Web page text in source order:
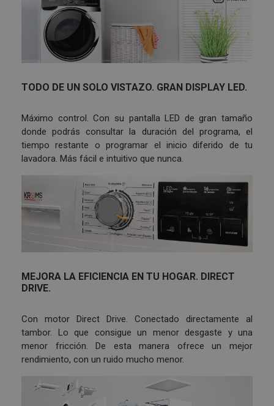
TODO DE UN SOLO VISTAZO. GRAN DISPLAY LED.
Máximo control. Con su pantalla LED de gran tamaño
donde podrás consultar la duración del programa, el
tiempo restante o programar el inicio diferido de tu
lavadora. Más fácil e intuitivo que nunca.
MEJORA LA EFICIENCIA EN TU HOGAR. DIRECT
DRIVE.
Con motor Direct Drive. Conectado directamente al
tambor. Lo que consigue un menor desgaste y una
menor fricción. De esta manera ofrece un mejor
rendimiento, con un ruido mucho menor.